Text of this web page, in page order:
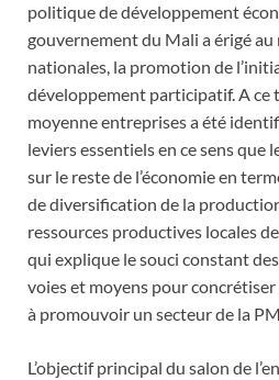
politique de développement
gouvernement du Mali a érigé au
nationales, la promotion de
développement participatif. A ce
moyenne entreprises a été
leviers essentiels en ce sens que
sur le reste de l’économie en
de diversification de la
ressources productives locales
qui explique le souci constant
voies et moyens pour
à promouvoir un secteur de la
L’objectif principal du salon de